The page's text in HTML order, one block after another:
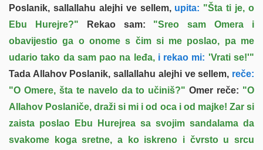
Poslanik, sallallahu alejhi ve sellem,upita: "Šta ti je, o
Ebu Hurejre?" Rekao sam: "Sreo sam Omera i
obavijestio ga o onome s čim si me poslao, pa me
udario tako da sam pao na leđa,i rekao mi: 'Vrati se!'"
Tada Allahov Poslanik, sallallahu alejhi ve sellem, reče:
"O Omere, šta te navelo da to učiniš?" Omer reče: "O
Allahov Poslaniče, draži si mi i od oca i od majke! Zar si
zaista poslao Ebu Hurejrea sa svojim sandalama da
svakome koga sretne, a ko iskreno i čvrsto u srcu